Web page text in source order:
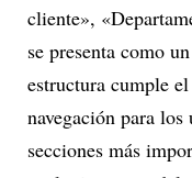
cliente»,
se presenta como
estructura cumple
navegación para
secciones más